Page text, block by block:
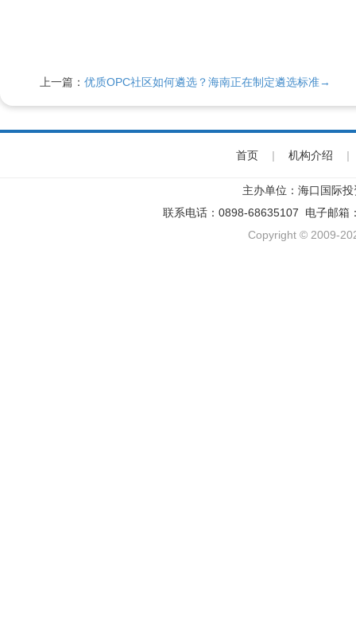
上一篇： 优质OPC社区如何遴选？海南正在制定遴选标准→
首页 | 机构介绍 |
主办单位：海口国际
联系电话：0898-68635107 电子邮箱
Copyright © 2009-